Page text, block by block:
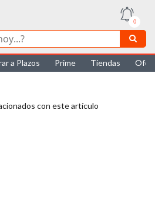
0
a Plazos Prime Tiendas
con este artículo